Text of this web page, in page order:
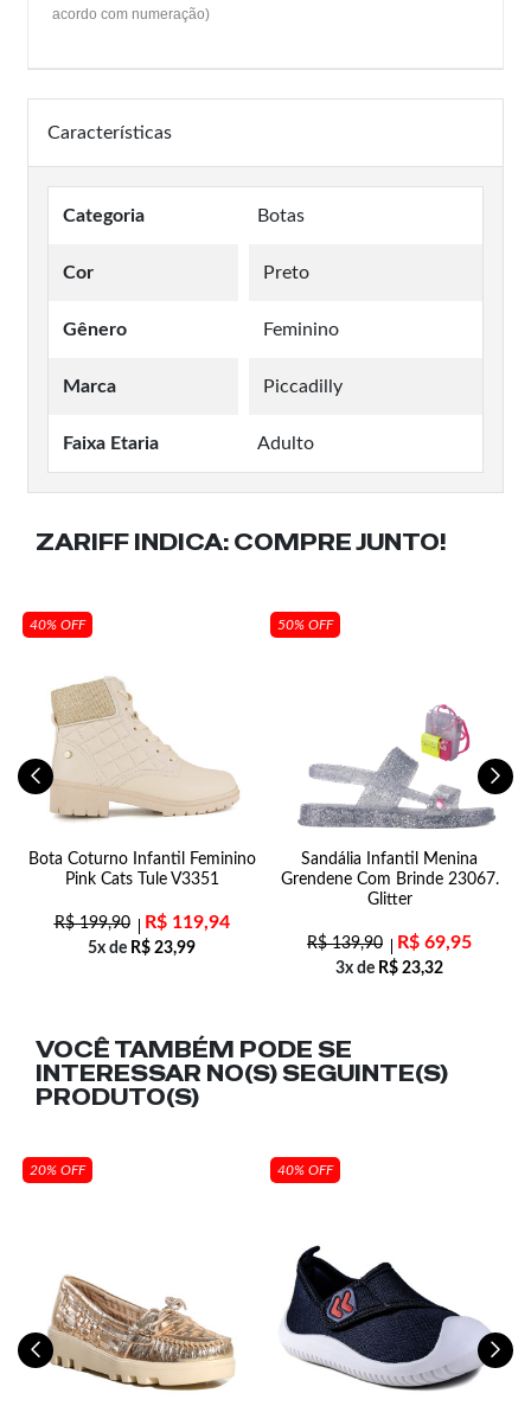
acordo com numeração)
Características
Categoria Botas
Cor Preto
Gênero Feminino
Marca Piccadilly
Faixa Etaria Adulto
ZARIFF INDICA: COMPRE JUNTO!
40% OFF
Bota Coturno Infantil Feminino
Pink Cats Tule V3351
R$199,90 R$119,94
5x de R$ 23,99
50% OFF
Sandália Infantil Menina
Grendene Com Brinde 23067.
Glitter
R$139,90 R$ 69,95
3x de R$ 23,32
VOCÊ TAMBÉM PODE SE
INTERESSAR NO(S) SEGUINTE(S)
PRODUTO(S)
20% OFF 40% OFF